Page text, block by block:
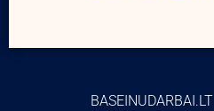
BASEINUDARBAI.LT